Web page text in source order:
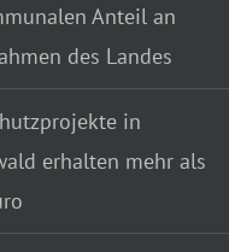
Anteil an
des Landes
in
erhalten mehr als